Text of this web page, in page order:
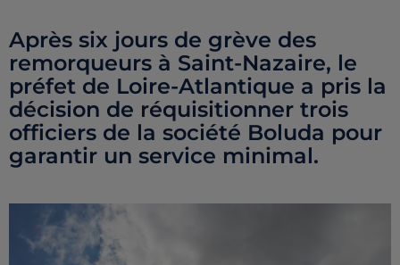
Après six jours de grève des
remorqueurs à Saint-Nazaire, le
préfet de Loire-Atlantique a pris la
décision de réquisitionner trois
officiers de la société Boluda pour
garantir un service minimal.